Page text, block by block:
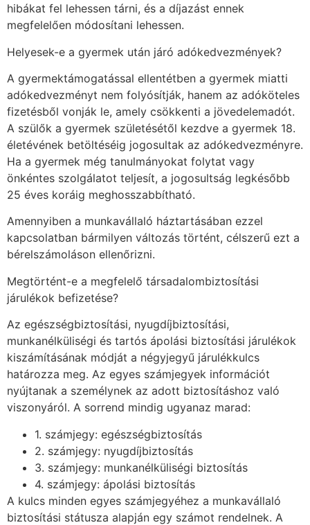
hibákat fel lehessen tárni, és a díjazást ennek
megfelelően módosítani lehessen.
Helyesek-e a gyermek után járó adókedvezmények?
A gyermektámogatással ellentétben a gyermek miatti
adókedvezményt nem folyósítják, hanem az adóköteles
fizetésből vonják le, amely csökkenti a jövedelemadót.
A szülők a gyermek születésétől kezdve a gyermek 18.
életévének betöltéséig jogosultak az adókedvezményre.
Ha a gyermek még tanulmányokat folytat vagy
önkéntes szolgálatot teljesít, a jogosultság legkésőbb
25 éves koráig meghosszabbítható.
Amennyiben a munkavállaló háztartásában ezzel
kapcsolatban bármilyen változás történt, célszerű ezt a
bérelszámoláson ellenőrizni.
Megtörtént-e a megfelelő társadalombiztosítási
járulékok befizetése?
Az egészségbiztosítási, nyugdíjbiztosítási,
munkanélküliségi és tartós ápolási biztosítási járulékok
kiszámításának módját a négyjegyű járulékkulcs
határozza meg. Az egyes számjegyek információt
nyújtanak a személynek az adott biztosításhoz való
viszonyáról. A sorrend mindig ugyanaz marad:
1. számjegy: egészségbiztosítás
2. számjegy: nyugdíjbiztosítás
3. számjegy: munkanélküliségi biztosítás
4. számjegy: ápolási biztosítás
A kulcs minden egyes számjegyéhez a munkavállaló
biztosítási státusza alapján egy számot rendelnek. A